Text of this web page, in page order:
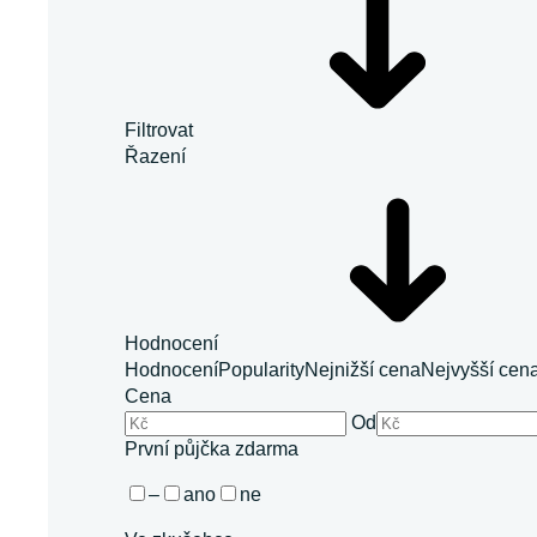
Filtrovat
Řazení
Hodnocení
HodnoceníPopularityNejnižší cenaNejvyšší
Cena
Od
První půjčka zdarma
– ano ne